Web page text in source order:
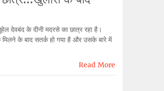
देवबंद के दीनी मदरसे का छात्र रहा है।
के बाद सतर्क हो गया है और उसके बारे में
Read More